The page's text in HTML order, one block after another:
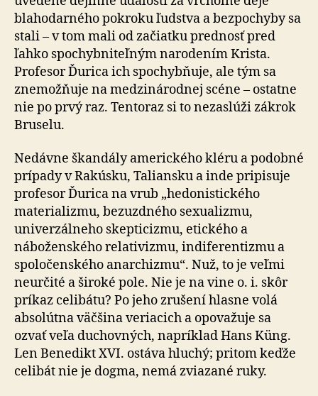
blahodarného pokroku ľudstva a bezpochyby sa
stali – v tom mali od začiatku prednosť pred
ľahko spochybniteľným narodením Krista.
Profesor Ďurica ich spochybňuje, ale tým sa
znemožňuje na medzinárodnej scéne – ostatne
nie po prvý raz. Tentoraz si to nezaslúži zákrok
Bruselu.
Nedávne škandály amerického kléru a podobné
prípady v Rakúsku, Taliansku a inde pripisuje
profesor Ďurica na vrub „hedonistického
materializmu, bezuzdného sexualizmu,
univerzálneho skepticizmu, etického a
náboženského relativizmu, indiferentizmu a
spoločenského anarchizmu“. Nuž, to je veľmi
neurčité a široké pole. Nie je na vine o. i. skôr
príkaz celibátu? Po jeho zrušení hlasne volá
absolútna väčšina veriacich a opovažuje sa
ozvať veľa duchovných, napríklad Hans Küng.
Len Benedikt XVI. ostáva hluchý; pritom keďže
celibát nie je dogma, nemá zviazané ruky.